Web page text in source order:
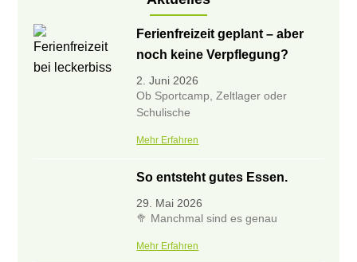
Ferienfreizeit geplant – aber
noch keine Verpflegung?
2. Juni 2026
Ob Sportcamp, Zeltlager oder
Schulische
Mehr Erfahren
So entsteht gutes Essen.
29. Mai 2026
🥦 Manchmal sind es genau
Mehr Erfahren